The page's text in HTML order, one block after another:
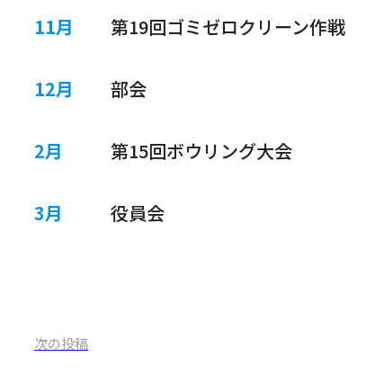
11月 第19回ゴミゼロクリーン作戦
12月 部会
2月 第15回ボウリング大会
3月 役員会
次の投稿